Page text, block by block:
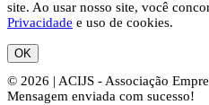
site. Ao usar nosso site, você
Privacidade e uso de cookies.
OK
© 2026 | ACIJS - Associação
Mensagem enviada com sucesso!